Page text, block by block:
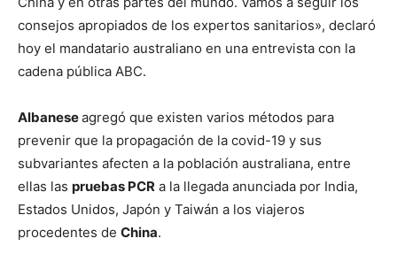
consejos apropiados de los expertos sanitarios», declaró
hoy el mandatario australiano en una entrevista con la
cadena pública ABC.
Albaneseagregó que existen varios métodos para
prevenir que la propagación de la covid-19 y sus
subvariantes afecten a la población australiana, entre
ellas las pruebas PCR a la llegada anunciada por India,
Estados Unidos, Japón y Taiwán a los viajeros
procedentes de China.